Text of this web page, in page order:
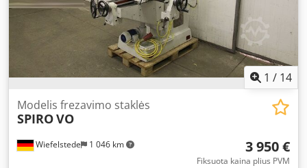
aps./min. Veleno apsukos „2“: 400–2500 aps./min.
Pagrindinio variklio galia 4 kW. Galingumo poreikis 5 kW.
Gabaritai (I x P x A): 1700 x 1475 x 2000 mm. Svoris 1650 kg.
Dedpoxnynbefx Abnsck
1 / 14
Wiefelstede 1 046 km
Modelis frezavimo staklės
SPIROVO
3 950 €
Fiksuota kaina plius PVM